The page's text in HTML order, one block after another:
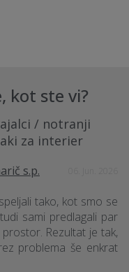
kot ste vi?
/ notranji
za interier
s.p.
tako, kot smo se
sami predlagali par
Rezultat je tak,
problema še enkrat